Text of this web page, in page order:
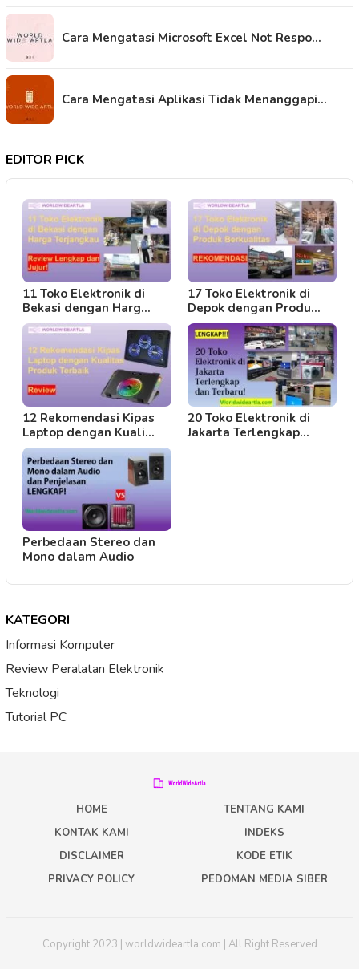
Cara Mengatasi Microsoft Excel Not Respo…
Cara Mengatasi Aplikasi Tidak Menanggapi…
EDITOR PICK
11 Toko Elektronik di
Bekasi dengan Harg…
17 Toko Elektronik di
Depok dengan Produ…
12 Rekomendasi Kipas
Laptop dengan Kuali…
20 Toko Elektronik di
Jakarta Terlengkap…
Perbedaan Stereo dan
Mono dalam Audio
KATEGORI
Informasi Komputer
Review Peralatan Elektronik
Teknologi
Tutorial PC
HOME
TENTANG KAMI
KONTAK KAMI
INDEKS
DISCLAIMER
KODE ETIK
PRIVACY POLICY
PEDOMAN MEDIA SIBER
Copyright 2023 | worldwideartla.com | All Right Reserved